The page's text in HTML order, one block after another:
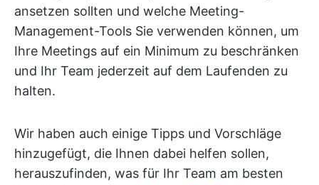
ansetzen sollten und welche Meeting-
Management-Tools Sie verwenden können, um
Ihre Meetings auf ein Minimum zu beschränken
und Ihr Team jederzeit auf dem Laufenden zu
halten.
Wir haben auch einige Tipps und Vorschläge
hinzugefügt, die Ihnen dabei helfen sollen,
herauszufinden, was für Ihr Team am besten